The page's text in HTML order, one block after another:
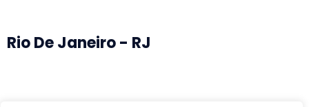
Rio De Janeiro - RJ